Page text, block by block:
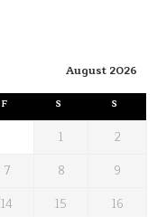
August 2026
F S S
1
2
7 8
9
14 15
16